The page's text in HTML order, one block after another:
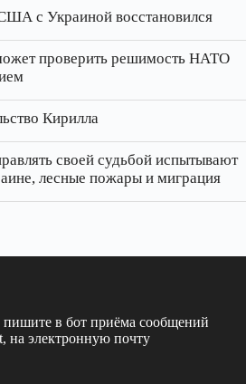
с Украиной восстановился
проверить решимость НАТО
Кирилла
своей судьбой испытывают
лесные пожары и миграция
пишите в бот приёма сообщений
, на электронную почту